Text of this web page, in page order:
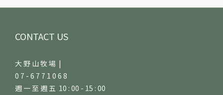
CONTACT US
大 野 山 牧 場 |
0 7 - 6 7 7 1 0 6 8
週 一 至 週 五 10 : 00 - 15 : 00